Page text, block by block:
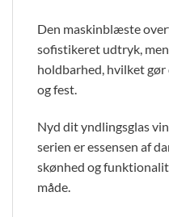
Den maskinblæste
sofistikeret udtryk,
holdbarhed, hvilket
og fest.
Nyd dit yndlingsglas
serien er essensen af
skønhed og
måde.